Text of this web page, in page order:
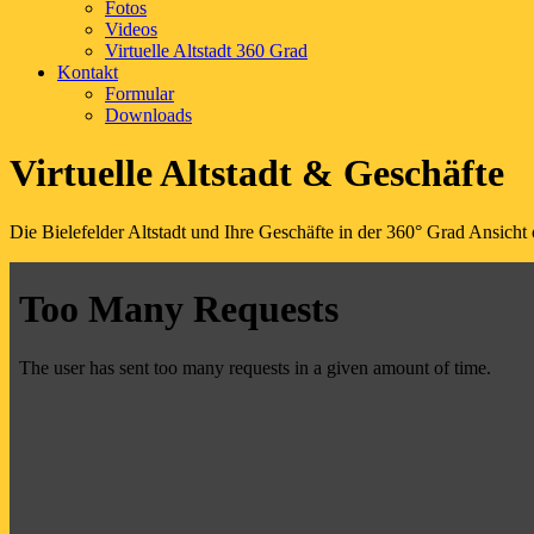
Fotos
Videos
Virtuelle Altstadt 360 Grad
Kontakt
Formular
Downloads
Virtuelle Altstadt & Geschäfte
Die Bielefelder Altstadt und Ihre Geschäfte in der 360° Grad Ansicht